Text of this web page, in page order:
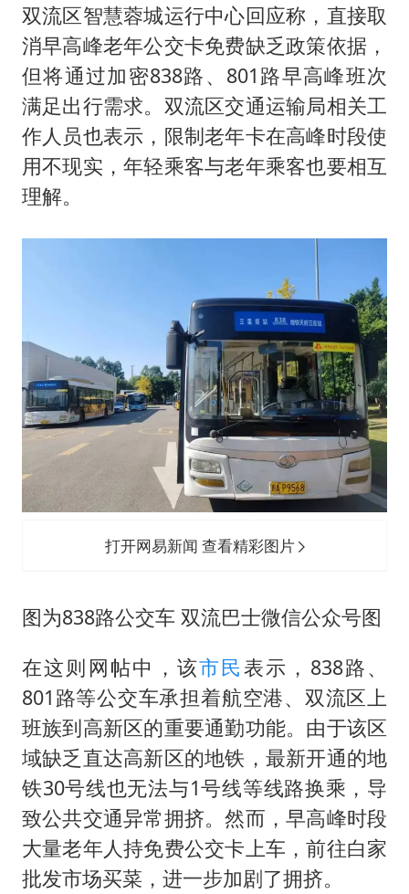
双流区智慧蓉城运行中心回应称，直接取
消早高峰老年公交卡免费缺乏政策依据，
但将通过加密838路、801路早高峰班次
满足出行需求。双流区交通运输局相关工
作人员也表示，限制老年卡在高峰时段使
用不现实，年轻乘客与老年乘客也要相互
理解。
打开网易新闻 查看精彩图片
图为838路公交车 双流巴士微信公众号图
在这则网帖中，该市民表示，838路、
801路等公交车承担着航空港、双流区上
班族到高新区的重要通勤功能。由于该区
域缺乏直达高新区的地铁，最新开通的地
铁30号线也无法与1号线等线路换乘，导
致公共交通异常拥挤。然而，早高峰时段
大量老年人持免费公交卡上车，前往白家
批发市场买菜，进一步加剧了拥挤。